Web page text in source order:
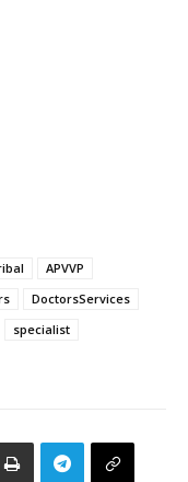
APVVP
DoctorsServices
specialist